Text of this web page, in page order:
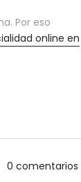
Por eso
online en
0 comentarios